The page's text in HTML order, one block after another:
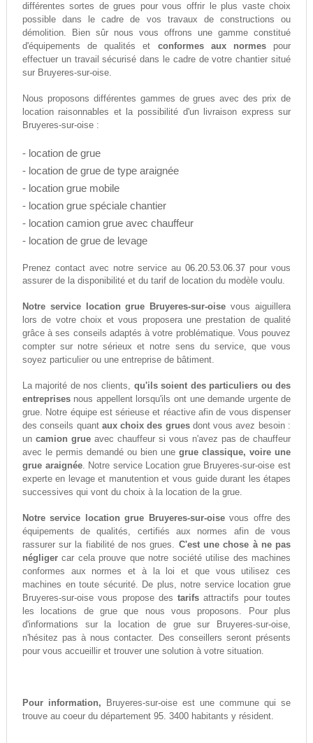
différentes sortes de grues pour vous offrir le plus vaste choix
possible dans le cadre de vos travaux de constructions ou
démolition. Bien sûr nous vous offrons une gamme constitué
d'équipements de qualités et conformes aux normespour
effectuer un travail sécurisé dans le cadre de votre chantier situé
sur Bruyeres-sur-oise.
Nous proposons différentes gammes de grues avec des prix de
location raisonnables et la possibilité d'un livraison express sur
Bruyeres-sur-oise :
- location de grue
- location de grue de type araignée
- location grue mobile
- location grue spéciale chantier
- location camion grue avec chauffeur
- location de grue de levage
Prenez contact avec notre service au06.20.53.06.37 pour vous
assurer de la disponibilité et du tarif de location du modèle voulu.
Notre service location grue Bruyeres-sur-oise vous aiguillera
lors de votre choix et vous proposera une prestation de qualité
grâce à ses conseils adaptés à votre problématique. Vous pouvez
compter sur notre sérieux et notre sens du service, que vous
soyez particulier ou une entreprise de bâtiment.
La majorité de nos clients, qu'ils soient des particuliers ou des
entreprisesnous appellent lorsqu'ils ont une demande urgente de
grue. Notre équipe est sérieuse et réactive afin de vous dispenser
des conseils quant aux choix des gruesdont vous avez besoin :
un camion grueavec chauffeur si vous n'avez pas de chauffeur
avec le permis demandé ou bien unegrue classique, voire une
grue araignée. Notre service Location grue Bruyeres-sur-oise est
experte en levage et manutention et vous guide durant les étapes
successives qui vont du choix à la location de la grue.
Notre service location grue Bruyeres-sur-oisevous offre des
équipements de qualités, certifiés aux normes afin de vous
rassurer sur la fiabilité de nos grues. C'est une chose à ne pas
négligercar cela prouve que notre société utilise des machines
conformes aux normes et à la loi et que vous utilisez ces
machines en toute sécurité. De plus, notre service location grue
Bruyeres-sur-oise vous propose destarifs attractifs pour toutes
les locations de grue que nous vous proposons. Pour plus
d'informations sur la location de grue sur Bruyeres-sur-oise,
n'hésitez pas à nous contacter. Des conseillers seront présents
pour vous accueillir et trouver une solution à votre situation.
Pour information, Bruyeres-sur-oise est une commune qui se
trouve au coeur du département 95. 3400 habitants y résident.